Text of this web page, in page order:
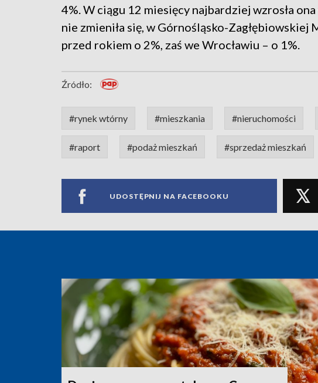
4%. W ciągu 12 miesięcy najbardziej wzrosła
nie zmieniła się, w Górnośląsko-
przed rokiem o 2%, zaś we Wrocławiu – o 1%.
Źródło:
#rynek wtórny #mieszkania #nieruchomości
#raport #podaż mieszkań #sprzedaż mieszkań
UDOSTĘPNIJ NA FACEBOOKU